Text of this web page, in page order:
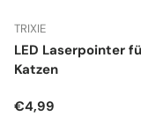
TRIXIE
LED Laserpointer
Katzen
Normaler Preis
€4,99